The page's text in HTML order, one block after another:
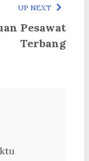
UP NEXT
Pesawat
Terbang